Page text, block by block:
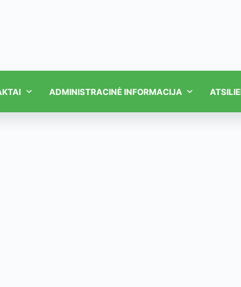
ADMINISTRACINĖ INFORMACIJA